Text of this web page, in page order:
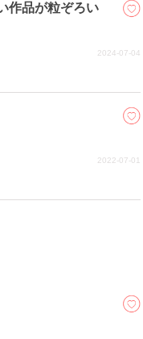
作品が粒ぞろい
2024-07-04
2022-07-01